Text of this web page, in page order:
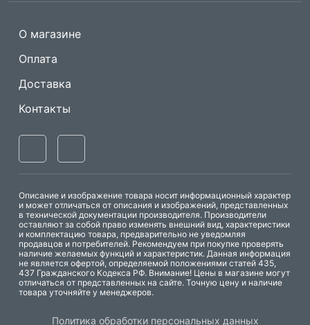
Одноигольные Машины имитации
О магазине
Оплата
Доставка
Контакты
Описание и изображение товара носит информационный характер
и может отличаться от описания и изображений, представленных
в технической документации производителя. Производители
оставляют за собой право изменять внешний вид, характеристики
и комплектацию товара, предварительно не уведомляя
продавцов и потребителей. Рекомендуем при покупке проверять
наличие желаемых функций и характеристик. Данная информация
не является офертой, определяемой положениями статей 435,
437 Гражданского Кодекса РФ. Внимание! Цены в магазине могут
отличаться от представленных на сайте. Точную цену и наличие
товара уточняйте у менеджеров.
Политика обработки персональных данных